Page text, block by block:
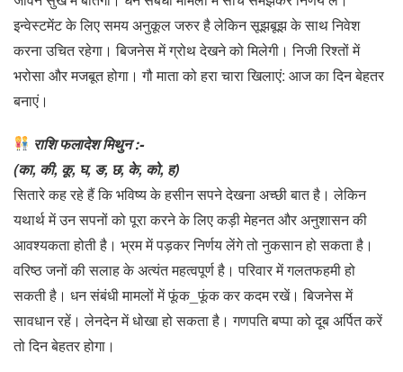
इन्वेस्टमेंट के लिए समय अनुकूल जरुर है लेकिन सूझबूझ के साथ निवेश
करना उचित रहेगा। बिजनेस में ग्रोथ देखने को मिलेगी। निजी रिश्तों में
भरोसा और मजबूत होगा। गौ माता को हरा चारा खिलाएं: आज का दिन बेहतर
बनाएं।
राशि फलादेश मिथुन :-
(का, की, कू, घ, ङ, छ, के, को, ह)
सितारे कह रहे हैं कि भविष्य के हसीन सपने देखना अच्छी बात है। लेकिन
यथार्थ में उन सपनों को पूरा करने के लिए कड़ी मेहनत और अनुशासन की
आवश्यकता होती है। भ्रम में पड़कर निर्णय लेंगे तो नुकसान हो सकता है।
वरिष्ठ जनों की सलाह के अत्यंत महत्वपूर्ण है। परिवार में गलतफहमी हो
सकती है। धन संबंधी मामलों में फूंक_फूंक कर कदम रखें। बिजनेस में
सावधान रहें। लेनदेन में धोखा हो सकता है। गणपति बप्पा को दूब अर्पित करें
तो दिन बेहतर होगा।